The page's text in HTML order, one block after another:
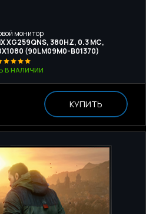
монитор
XG259QNS, 380HZ, 0.3 МС,
(90LM09M0-B01370)
В НАЛИЧИИ
КУПИТЬ